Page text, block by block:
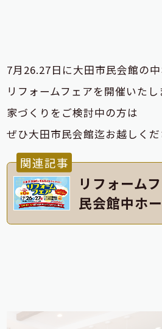
7月26.27日に大田市民会館の
リフォームフェアを開催いたし
家づくりをご検討中の方は
ぜひ大田市民会館迄お越しく
関連記事
リフォーム
民会館中ホ